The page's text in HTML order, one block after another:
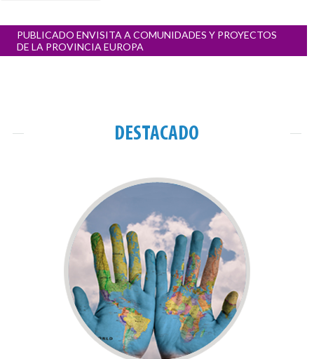
Navegación
entradas
PUBLICADO ENVISITA A COMUNIDADES Y PROYECTOS
DE LA PROVINCIA EUROPA
DESTACADO